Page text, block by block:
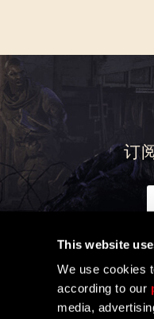
This website
We use cookies
according to our
media,
订
可通过
IN